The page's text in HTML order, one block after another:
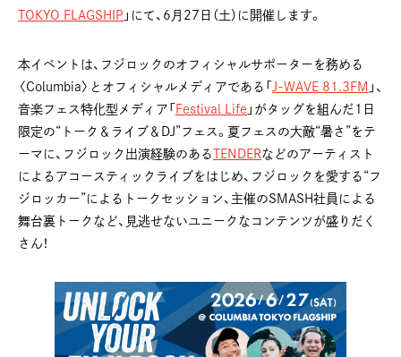
TOKYO FLAGSHIP 」にて、6月27日（土）に開催します。
本イベントは、フジロックのオフィシャルサポーターを務める
〈Columbia〉とオフィシャルメディアである「 J-WAVE 81.3FM 」、
音楽フェス特化型メディア「 Festival Life 」がタッグを組んだ1日
限定の“トーク＆ライブ＆DJ”フェス。夏フェスの大敵“暑さ”をテ
ーマに、フジロック出演経験のあるTENDER などのアーティスト
によるアコースティックライブをはじめ、フジロックを愛する“フ
ジロッカー”によるトークセッション、主催のSMASH社員による
舞台裏トークなど、見逃せないユニークなコンテンツが盛りだく
さん！